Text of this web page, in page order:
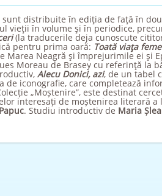
sunt distribuite în ediţia de faţă în
vieţii în volume şi în periodice,
(la traducerile deja cunoscute
pentru prima oară: Toată viaţa
Marea Neagră şi împrejurimile ei şi
Moreau de Brasey cu referinţă la
Alecu Donici, azi, de un tabel
de iconografie, care completează
„Moștenire”, este destinat
interesați de moștenirea literară a
. Studiu introductiv de Maria